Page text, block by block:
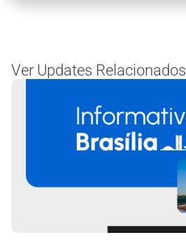
Ver Updates Relacionados